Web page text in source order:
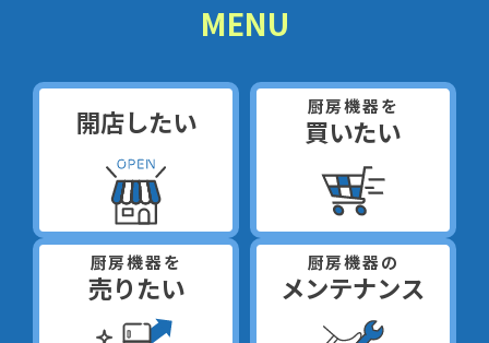
MENU
開店したい 厨房機器を
買いたい
厨房機器を
売りたい
厨房機器の
メンテナンス